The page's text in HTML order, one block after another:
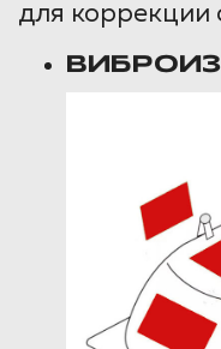
для коррекции